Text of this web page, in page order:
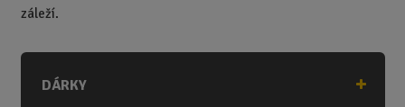
záleží.
DÁRKY